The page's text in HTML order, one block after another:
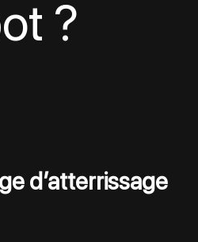
?
d’atterrissage